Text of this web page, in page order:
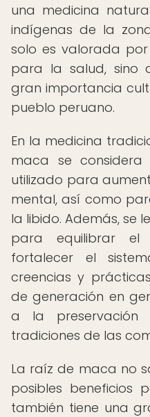
una medicina
indígenas de la
solo es valorada por
para la salud, sino
gran importancia
pueblo peruano.
En la medicina
maca se considera
utilizado para
mental, así como
la libido. Además, se
para equilibrar el
fortalecer el
creencias y
de generación en
a la
tradiciones de las
La raíz de maca no
posibles beneficios
también tiene una